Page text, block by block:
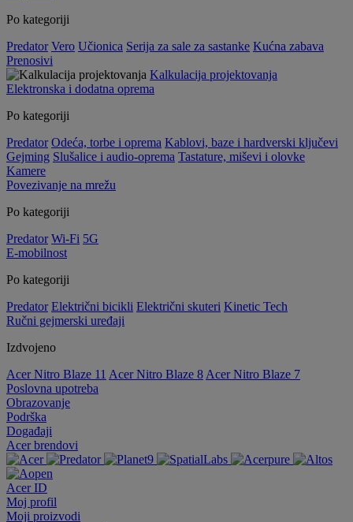
Po kategoriji
Predator Vero Učionica Serija za sale za sastanke Kućna zabava
Prenosivi
Kalkulacija projektovanja
Elektronska i dodatna oprema
Po kategoriji
Predator Odeća, torbe i oprema Kablovi, baze i hardverski ključevi
Gejming Slušalice i audio-oprema Tastature, miševi i olovke
Kamere
Povezivanje na mrežu
Po kategoriji
Predator Wi-Fi 5G
E-mobilnost
Po kategoriji
Predator Električni bicikli Električni skuteri Kinetic Tech
Ručni gejmerski uređaji
Izdvojeno
Acer Nitro Blaze 11 Acer Nitro Blaze 8 Acer Nitro Blaze 7
Poslovna upotreba
Obrazovanje
Podrška
Događaji
Acer brendovi
Acer ID
Moj profil
Moji proizvodi